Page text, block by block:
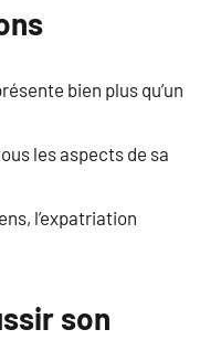
bien plus qu’un
les aspects de sa
l’expatriation
son